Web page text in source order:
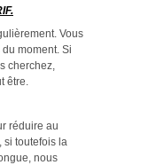
Vous
moment. Si
cherchez,
être.
réduire au
si toutefois la
nous